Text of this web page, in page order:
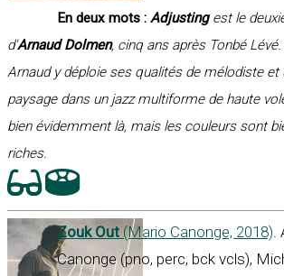
En deux mots : Adjustingest le
d'Arnaud Dolmen, cinq ans après Tonbé
Arnaud y déploie ses qualités de mélodiste et
paysage dans un jazz multiforme de haute
bien évidemment là, mais les couleurs sont
riches.
Zouk Out (Mario Canonge, 2018).
Canonge (pno, perc, bck vcls),